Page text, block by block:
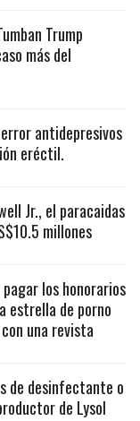
Trump
más del
antidepresivos
eréctil.
Jr., el paracaidas
millones
pagar los honorarios
estrella de porno
una revista
de desinfectante o
de Lysol